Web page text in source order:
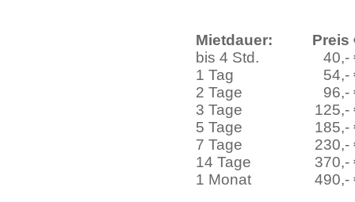
Mietdauer:
bis 4 Std.
1 Tag
2 Tage
3 Tage
5 Tage
7 Tage
14 Tage
1 Monat
Preis
40,-
54,-
96,-
125,-
185,-
230,-
370,-
490,-